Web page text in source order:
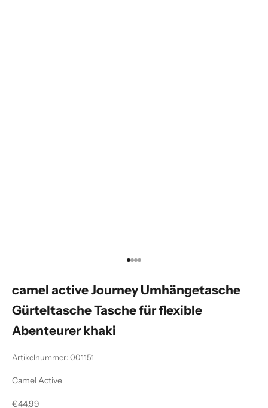
Gehe zu Element 1
Gehe zu Element 2
Gehe zu Element 3
Gehe zu Element 4
camel active Journey Umhängetasche
Gürteltasche Tasche für flexible
Abenteurer khaki
Artikelnummer: 001151
Camel Active
Angebot
€44,99